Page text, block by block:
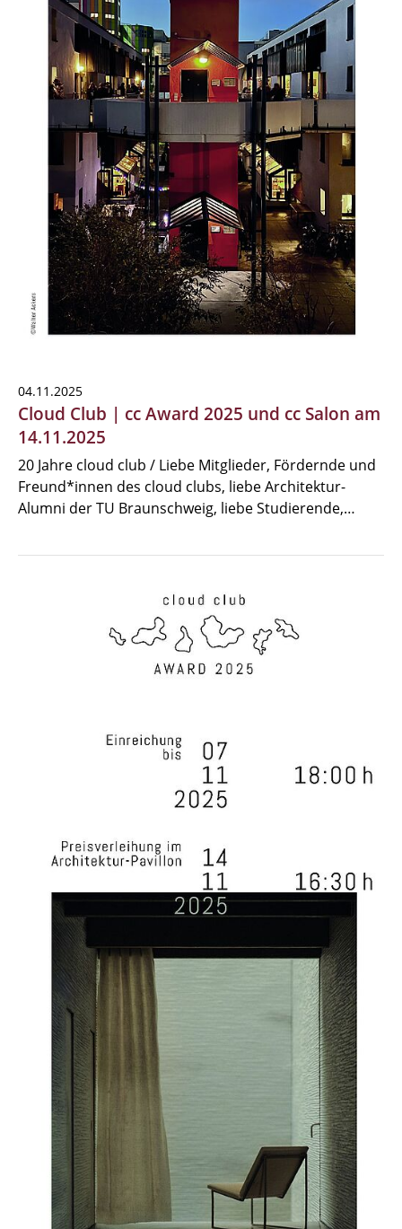
04.11.2025
Cloud Club | cc Award 2025 und cc Salon am
14.11.2025
20 Jahre cloud club / Liebe Mitglieder, Fördernde und
Freund*innen des cloud clubs, liebe Architektur-
Alumni der TU Braunschweig, liebe Studierende,…